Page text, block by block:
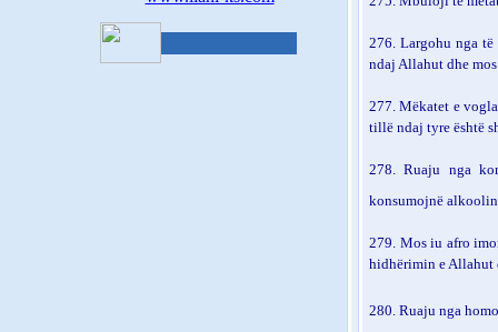
276.Largohu nga
ndaj Allahut dhe
277.Mëkatet e
tillë ndaj tyre është
278.Ruaju nga
konsumojnë
279. Mos iu afro
hidhërimin e Allahut
280. Ruaju nga